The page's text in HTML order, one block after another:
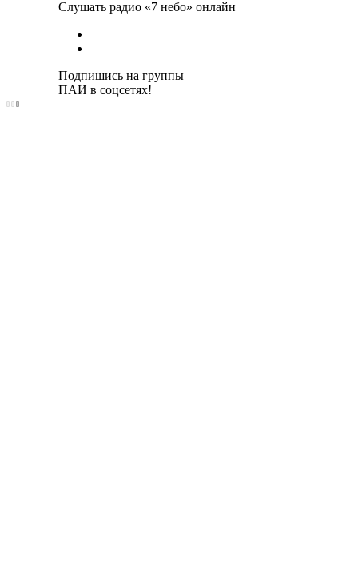
Слушать радио «7 небо» онлайн
Подпишись на группы
ПАИ в соцсетях!